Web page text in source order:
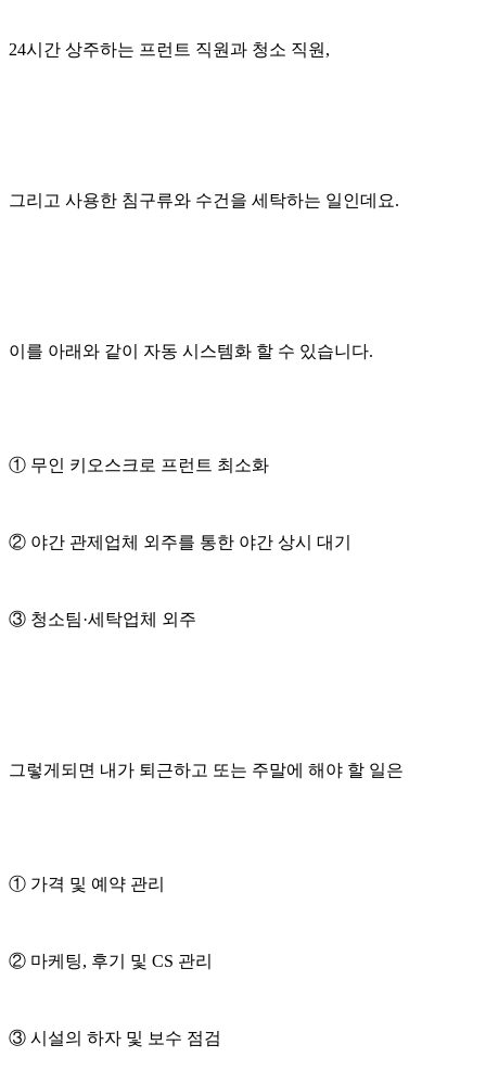
24시간 상주하는 프런트 직원과 청소 직원,
그리고 사용한 침구류와 수건을 세탁하는 일인데요.
이를 아래와 같이 자동 시스템화 할 수 있습니다.
① 무인 키오스크로 프런트 최소화
② 야간 관제업체 외주를 통한 야간 상시 대기
③ 청소팀·세탁업체 외주
그렇게되면 내가 퇴근하고 또는 주말에 해야 할 일은
① 가격 및 예약 관리
② 마케팅, 후기 및 CS 관리
③ 시설의 하자 및 보수 점검